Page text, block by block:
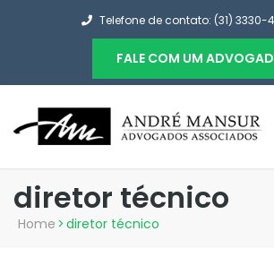
Telefone de contato: (31) 3330-
FALE COM UM
diretor técnico
Home > diretor técnico